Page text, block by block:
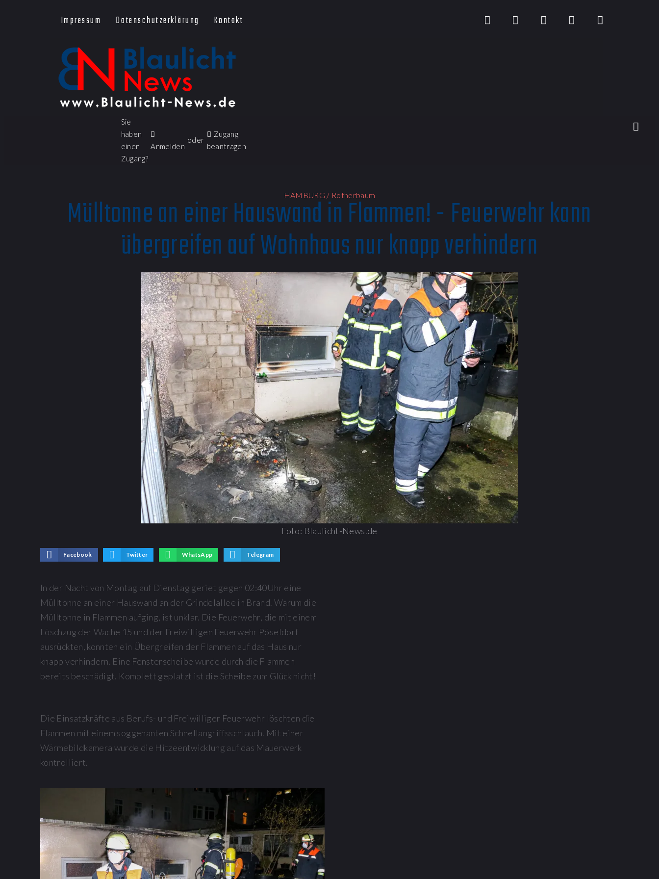
Impressum Datenschutzerklärung Kontakt
Sie
haben
einen
Zugang?
Anmelden
oder
Zugang
beantragen
HAMBURG / Rotherbaum
Mülltonne an einer Hauswand in Flammen! - Feuerwehr kann
übergreifen auf Wohnhaus nur knapp verhindern
Foto: Blaulicht-News.de
Facebook Twitter WhatsApp Telegram
In der Nacht von Montag auf Dienstag geriet gegen 02:40Uhr eine
Mülltonne an einer Hauswand an der Grindelallee in Brand. Warum die
Mülltonne in Flammen aufging, ist unklar. Die Feuerwehr, die mit einem
Löschzug der Wache 15 und der Freiwilligen Feuerwehr Pöseldorf
ausrückten, konnten ein Übergreifen der Flammen auf das Haus nur
knapp verhindern. Eine Fensterscheibe wurde durch die Flammen
bereits beschädigt. Komplett geplatzt ist die Scheibe zum Glück nicht!
Die Einsatzkräfte aus Berufs- und Freiwilliger Feuerwehr löschten die
Flammen mit einem soggenanten Schnellangriffsschlauch. Mit einer
Wärmebildkamera wurde die Hitzeentwicklung auf das Mauerwerk
kontrolliert.